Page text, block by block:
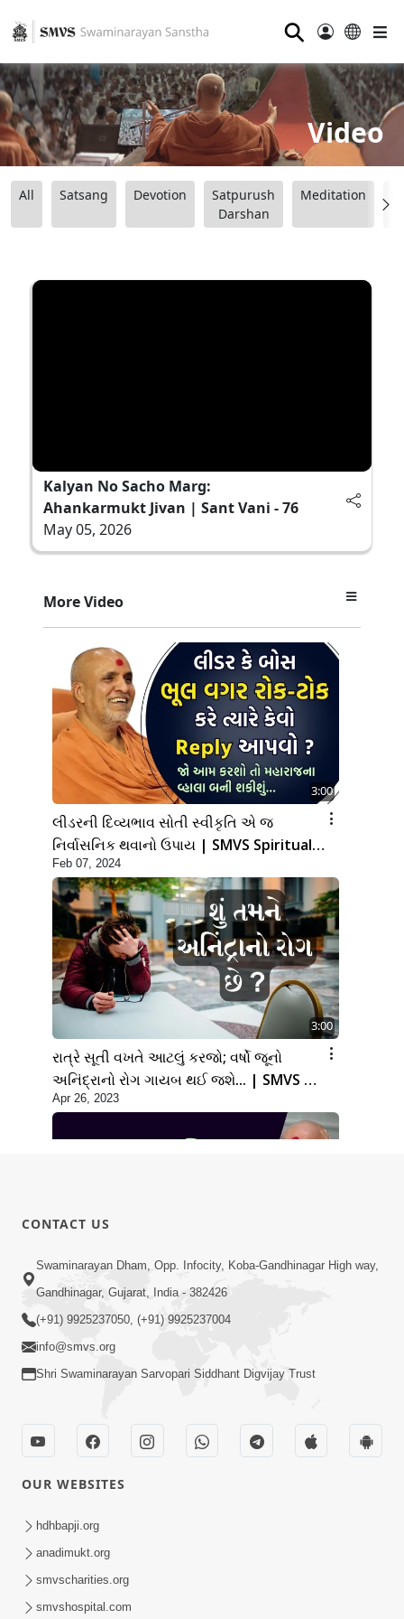
⚲
Video
All Satsang Devotion
Satpurush
Darshan
Meditation
Kalyan No Sacho Marg:
Ahankarmukt Jivan | Sant Vani - 76
May 05, 2026
More Video
3:00
લીડરની દિવ્યભાવ સોતી સ્વીકૃતિ એ જ
નિર્વાસનિક થવાનો ઉપાય | SMVS Spiritual
Journey
Feb 07, 2024
3:00
રાત્રે સૂતી વખતે આટલું કરજો; વર્ષો જૂનો
અનિંદ્રાનો રોગ ગાયબ થઈ જશે... | SMVS |
Swaminarayan | 2023
Apr 26, 2023
2:00
રાજાધિરાજ ના દીકરા જ છીએ; પરંતુ આપણે
સ્વરૂપસ્થ રહેવું છકી ના જવું | SMVS
Spiritual Journey
રમેશભાઈ સુહાગીયા ગુરુજીની મરજીમાં રહ્યા |
SMVS Spiritual Journey
CONTACT US
Swaminarayan Dham, Opp. Infocity, Koba-Gandhinagar High way,
Gandhinagar, Gujarat, India - 382426
(+91) 9925237050, (+91) 9925237004
info@smvs.org
Shri Swaminarayan Sarvopari Siddhant Digvijay Trust
OUR WEBSITES
hdhbapji.org
anadimukt.org
smvscharities.org
smvshospital.com